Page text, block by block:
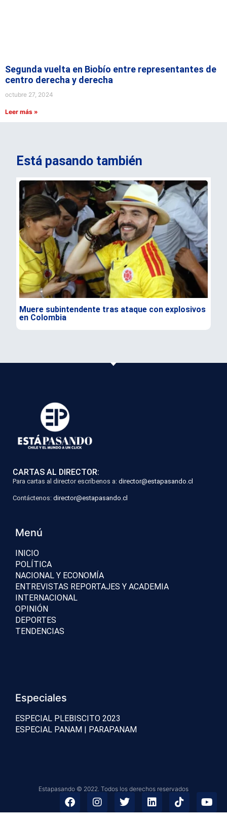
Segunda vuelta en Biobío entre representantes de
centro derecha y derecha
octubre 27, 2024
Leer más »
Está pasando también
Muere subintendente tras ataque con explosivos
en Colombia
CARTAS AL DIRECTOR:
Para cartas al director escríbenos a: director@estapasando.cl
Contáctenos: director@estapasando.cl
Menú
INICIO
POLÍTICA
NACIONAL Y ECONOMÍA
ENTREVISTAS REPORTAJES Y ACADEMIA
INTERNACIONAL
OPINIÓN
DEPORTES
TENDENCIAS
Especiales
ESPECIAL PLEBISCITO 2023
ESPECIAL PANAM | PARAPANAM
Estapasando © 2022. Todos los derechos reservados